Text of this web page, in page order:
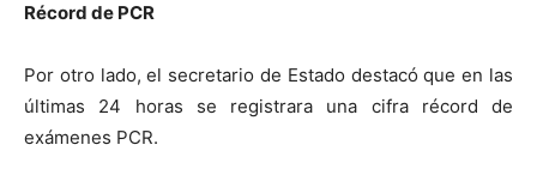
Récord de PCR
Por otro lado, el secretario de Estado destacó que en las
últimas 24 horas se registrara una cifra récord de
exámenes PCR.